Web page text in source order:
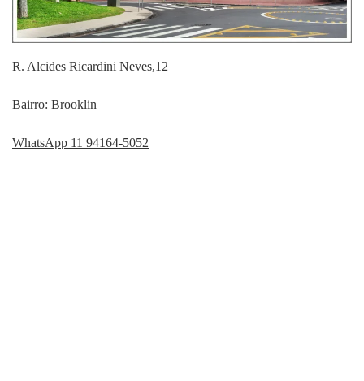
R. Alcides Ricardini Neves,12
Bairro: Brooklin
WhatsApp 11 94164-5052